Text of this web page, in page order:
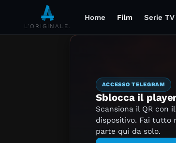
L'ORIGINALE.
Home Film Serie TV
ACCESSO TELEGRAM
Sblocca il
Scansiona il QR con
dispositivo. Fai tutto
parte qui da solo.